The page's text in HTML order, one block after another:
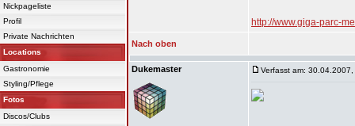
Nickpageliste
Profil
Private Nachrichten
Locations
Gastronomie
Styling/Pflege
Fotos
Discos/Clubs
http://www.giga-parc-
Nach oben
Dukemaster Verfasst am: